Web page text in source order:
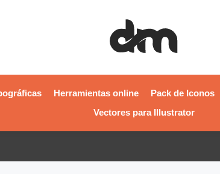
Herramientas online Pack de Iconos
Vectores para Illustrator